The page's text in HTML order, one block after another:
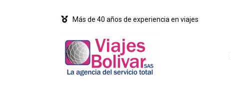
Más de 40 años de experiencia en viajes